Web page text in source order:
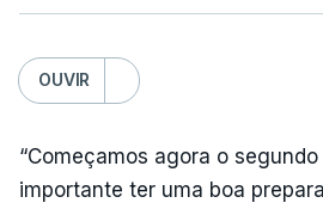
OUVIR
“Começamos agora o
importante ter uma boa